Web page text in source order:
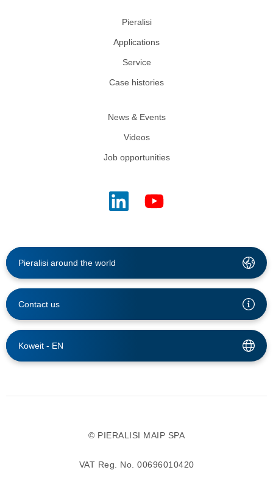
Pieralisi
Applications
Service
Case histories
News & Events
Videos
Job opportunities
Pieralisi around the world
Contact us
Koweit - EN
© PIERALISI MAIP SPA
VAT Reg. No. 00696010420